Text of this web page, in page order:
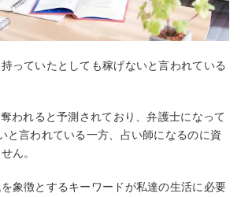
っていたとしても稼げないと言われている
われると予測されており、弁護士になって
と言われている一方、占い師になるのに資
ん。
象徴とするキーワードが私達の生活に必要